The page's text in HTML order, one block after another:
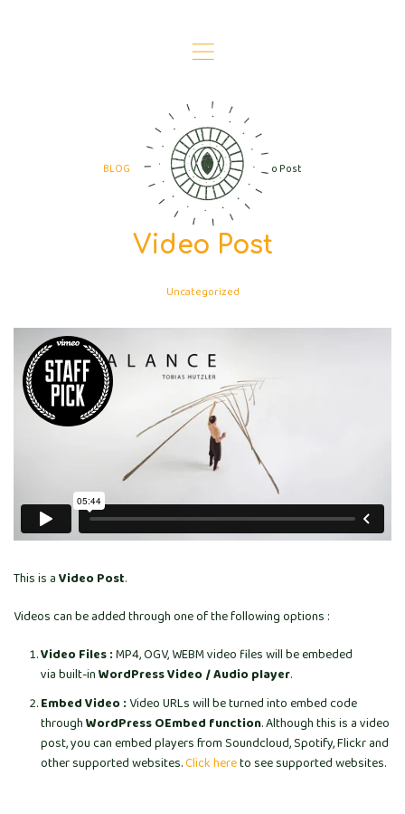
,
BLOG > Uncategorized > Video Post
Video Post
Uncategorized
This is aVideo Post.
Videos can be added through one of the following options :
Video Files :MP4, OGV, WEBM video files will be embeded
via built-inWordPress Video / Audio player.
Embed Video :Video URLs will be turned into embed code
throughWordPress OEmbed function. Although this is a video
post, you can embed players from Soundcloud, Spotify, Flickr and
other supported websites.Click hereto see supported websites.